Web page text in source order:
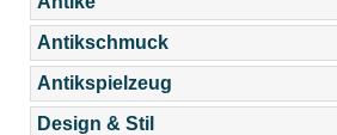
Antikschmuck
Antikspielzeug
Design & Stil